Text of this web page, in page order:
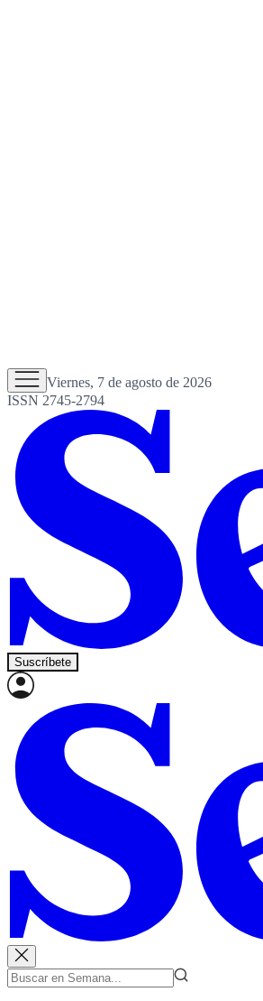
Viernes, 7 de agosto de 2026
ISSN 2745-2794
Suscríbete